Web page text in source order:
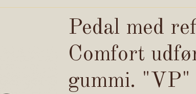
Pedal med
Comfort
gummi. "VP"